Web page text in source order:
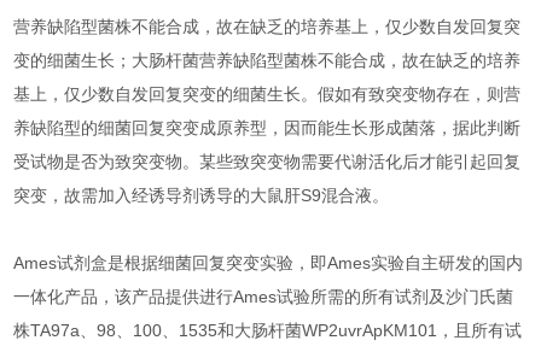
营养缺陷型菌株不能合成，故在缺乏的培养基上，仅少数自发回复突
变的细菌生长；大肠杆菌营养缺陷型菌株不能合成，故在缺乏的培养
基上，仅少数自发回复突变的细菌生长。假如有致突变物存在，则营
养缺陷型的细菌回复突变成原养型，因而能生长形成菌落，据此判断
受试物是否为致突变物。某些致突变物需要代谢活化后才能引起回复
突变，故需加入经诱导剂诱导的大鼠肝S9混合液。
Ames试剂盒是根据细菌回复突变实验，即Ames实验自主研发的国内
一体化产品，该产品提供进行Ames试验所需的所有试剂及沙门氏菌
株TA97a、98、100、1535和大肠杆菌WP2uvrApKM101，且所有试